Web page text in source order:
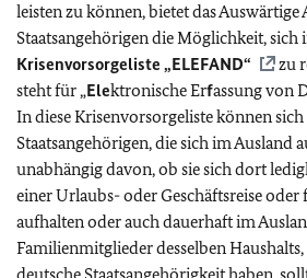
leisten zu können, bietet das Auswärtige
Staatsangehörigen die Möglichkeit,
Krisenvorsorgeliste „ELEFAND“ zu
steht für „Elektronische Erfassung von
In diese Krisenvorsorgeliste können
Staatsangehörigen, die sich im Ausland
unabhängig davon, ob sie sich dort
einer Urlaubs- oder Geschäftsreise
aufhalten oder auch dauerhaft im
Familienmitglieder desselben